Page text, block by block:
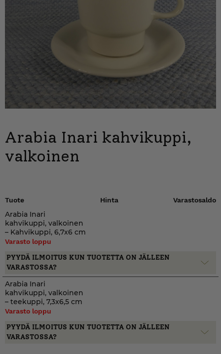
Arabia Inari kahvikuppi,
valkoinen
Tuote Hinta Varastosaldo
Arabia Inari
kahvikuppi, valkoinen
– Kahvikuppi, 6,7x6 cm
Varasto loppu
PYYDÄ ILMOITUS KUN TUOTETTA ON JÄLLEEN
VARASTOSSA?
Arabia Inari
kahvikuppi, valkoinen
– teekuppi, 7,3x6,5 cm
Varasto loppu
PYYDÄ ILMOITUS KUN TUOTETTA ON JÄLLEEN
VARASTOSSA?